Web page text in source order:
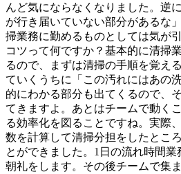
んど気にならなくなりました。逆
が行き届いていない部分があるな
掃業務に勤めるものとしては気が
コツって何ですか？基本的に清掃
るので、まずは清掃の手順を覚え
ていくうちに「この汚れにはあの
的にわかる部分も出てくるので、
てきますよ。あとはチームで動く
る効率化を図ることですね。実際
数を計算して清掃分担をしたとこ
とができました。1日の流れ時間業
朝礼をします。その後チームで集